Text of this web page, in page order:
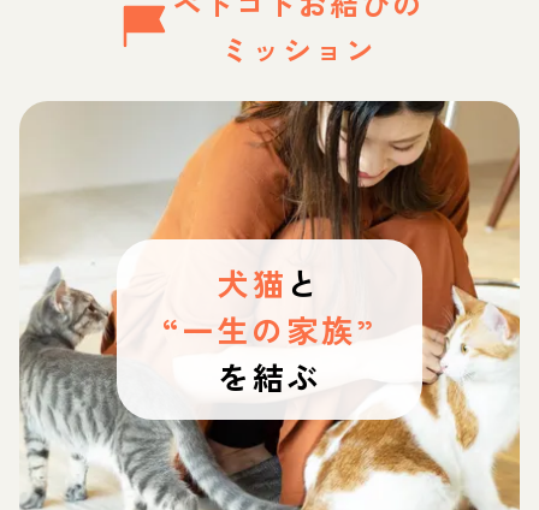
ミッション
犬猫 と
“一生の家族”
を結ぶ